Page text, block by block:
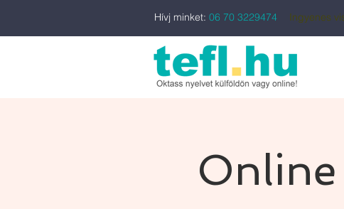
Hívj minket: 06 70 3229474 Ingyenes
Online